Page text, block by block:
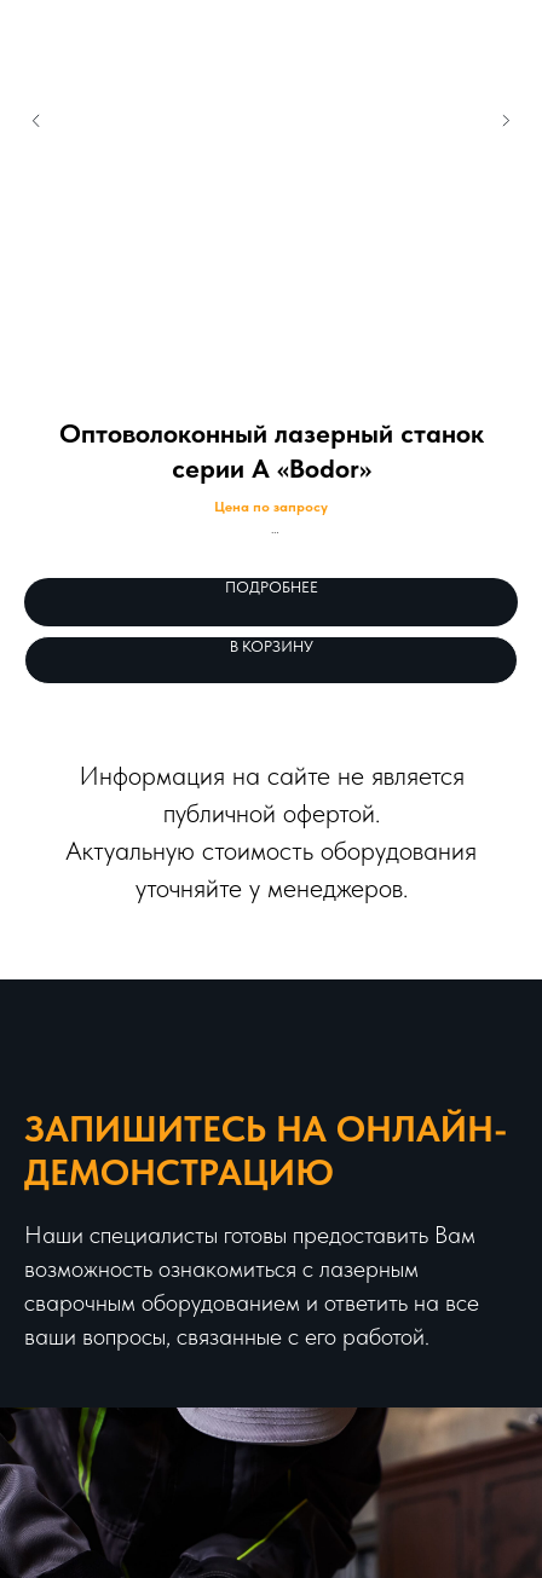
Оптоволоконный лазерный станок
серии А «Bodor»
Цена по запросу
ПОДРОБНЕЕ
В КОРЗИНУ
Информация на сайте не является
публичной офертой.
Актуальную стоимость оборудования
уточняйте у менеджеров.
ЗАПИШИТЕСЬ НА ОНЛАЙН-
ДЕМОНСТРАЦИЮ
Наши специалисты готовы предоставить Вам
возможность ознакомиться с лазерным
сварочным оборудованием и ответить на все
ваши вопросы, связанные с его работой.